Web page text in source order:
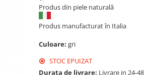
Produs din piele naturală
Produs manufacturat în Italia
Culoare: gri
STOC EPUIZAT
Durata de livrare: Livrare in 24-